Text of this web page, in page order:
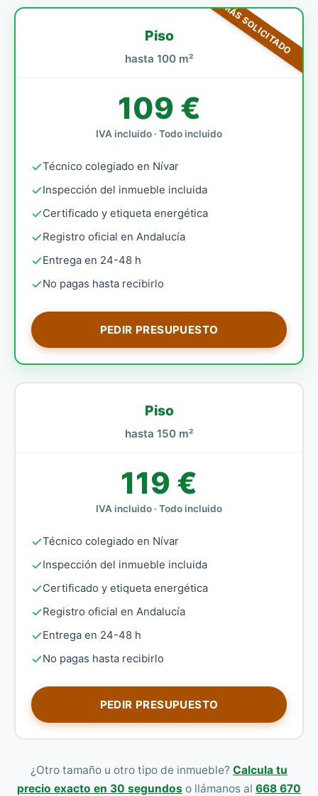
MÁS SOLICITADO
Piso
hasta 100 m²
109 €
IVA incluido · Todo incluido
Técnico colegiado en Nívar
Inspección del inmueble incluida
Certificado y etiqueta energética
Registro oficial en Andalucía
Entrega en 24-48 h
No pagas hasta recibirlo
PEDIR PRESUPUESTO
Piso
hasta 150 m²
119 €
IVA incluido · Todo incluido
Técnico colegiado en Nívar
Inspección del inmueble incluida
Certificado y etiqueta energética
Registro oficial en Andalucía
Entrega en 24-48 h
No pagas hasta recibirlo
PEDIR PRESUPUESTO
¿Otro tamaño u otro tipo de inmueble? Calcula tu
precio exacto en 30 segundos o llámanos al 668 670